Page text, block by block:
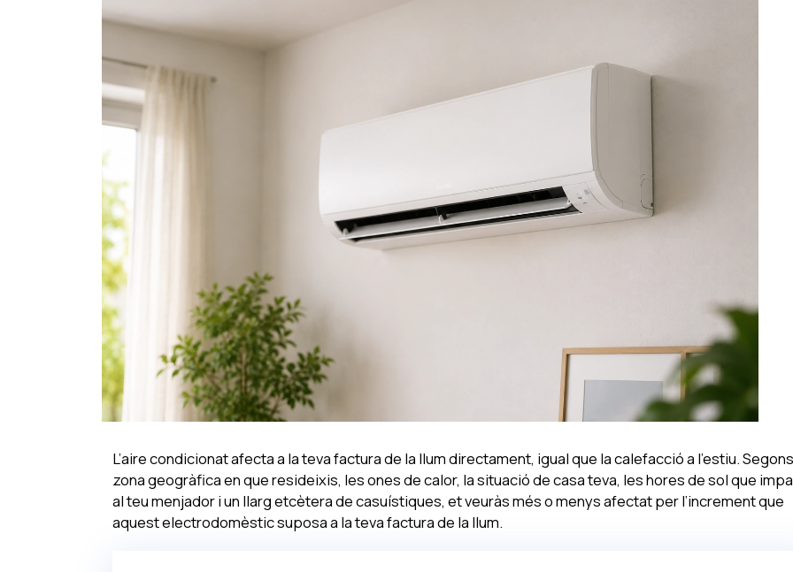
L’aire condicionat afecta a la teva factura de la llum directament, igual que la calefacció a l’estiu.
zona geogràfica en que resideixis, les ones de calor, la situació de casa teva, les hores de sol que
al teu menjador i un llarg etcètera de casuístiques, et veuràs més o menys afectat per l’increment que
aquest electrodomèstic suposa a la teva factura de la llum.